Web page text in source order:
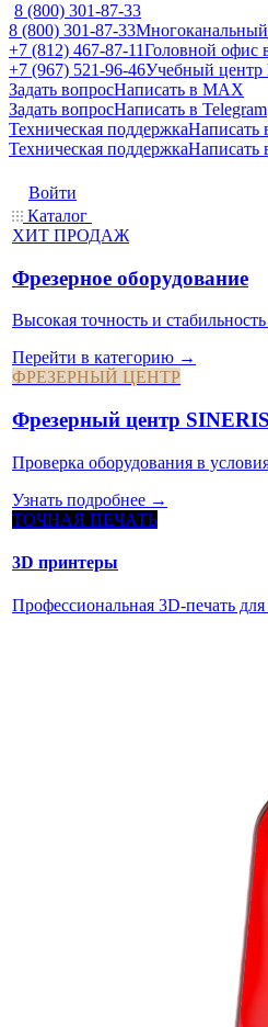
8 (800) 301-87-33
8 (800) 301-87-33Многоканальный
+7 (812) 467-87-11Головной офис
+7 (967) 521-96-46Учебный центр
Задать вопросНаписать в MAX
Задать вопросНаписать в Telegram
Техническая поддержкаНаписать
Техническая поддержкаНаписать
Войти
Каталог
ХИТ ПРОДАЖ
Фрезерное оборудование
Высокая точность и
Перейти в категорию →
ФРЕЗЕРНЫЙ ЦЕНТР
Фрезерный центр SINERIS
Проверка оборудования в
Узнать подробнее →
ТОЧНАЯ ПЕЧАТЬ
3D принтеры
Профессиональная 3D-печать